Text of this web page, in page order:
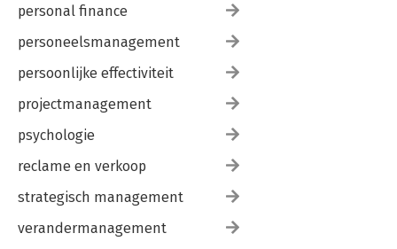
personal finance
personeelsmanagement
persoonlijke effectiviteit
projectmanagement
psychologie
reclame en verkoop
strategisch management
verandermanagement